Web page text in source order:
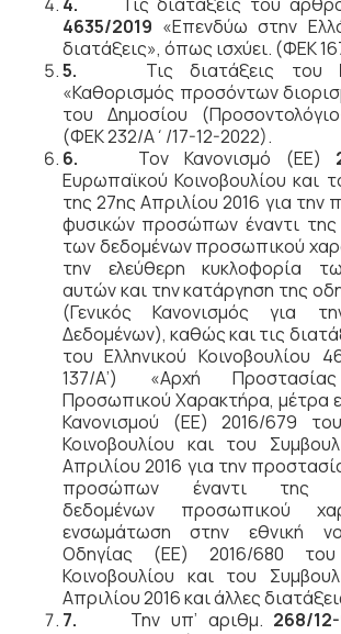
4635/2019 «Επενδύω στην
διατάξεις», όπως ισχύει. (ΦΕΚ
5. Τις διατάξεις του
«Καθορισμός προσόντων
του Δημοσίου
(ΦΕΚ 232/Α΄/17-12-2022).
6. Τον Κανονισμό (ΕΕ)
Ευρωπαϊκού Κοινοβουλίου και
της 27ης Απριλίου 2016 για την
φυσικών προσώπων έναντι της
των δεδομένων προσωπικού
την ελεύθερη κυκλοφορία
αυτών και την κατάργηση της
(Γενικός Κανονισμός για
Δεδομένων), καθώς και τις
του Ελληνικού Κοινοβουλίου
137/Α’) «Αρχή
Προσωπικού Χαρακτήρα, μέτρα
Κανονισμού (ΕΕ) 2016/679
Κοινοβουλίου και του
Απριλίου 2016 για την
προσώπων έναντι της
δεδομένων προσωπικού
ενσωμάτωση στην εθνική
Οδηγίας (ΕΕ) 2016/680 του
Κοινοβουλίου και του
Απριλίου 2016 και άλλες
7.
Την υπ’ αριθμ. 268/